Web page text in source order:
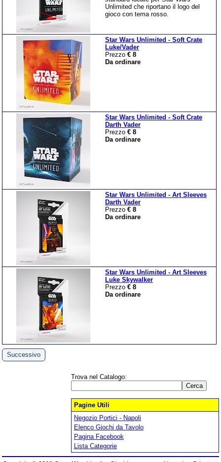
Unlimited che riportano il logo del
gioco con tema rosso.
Star Wars Unlimited - Soft Crate
Luke/Vader
Prezzo € 8
Da ordinare
Star Wars Unlimited - Soft Crate
Darth Vader
Prezzo € 8
Da ordinare
Star Wars Unlimited - Art Sleeves
Darth Vader
Prezzo € 8
Da ordinare
Star Wars Unlimited - Art Sleeves
Luke Skywalker
Prezzo € 8
Da ordinare
Successivo
Trova nel Catalogo:
Pagine Utili
Negozio Portici - Napoli
Elenco Giochi da Tavolo
Pagina Facebook
Lista Categorie